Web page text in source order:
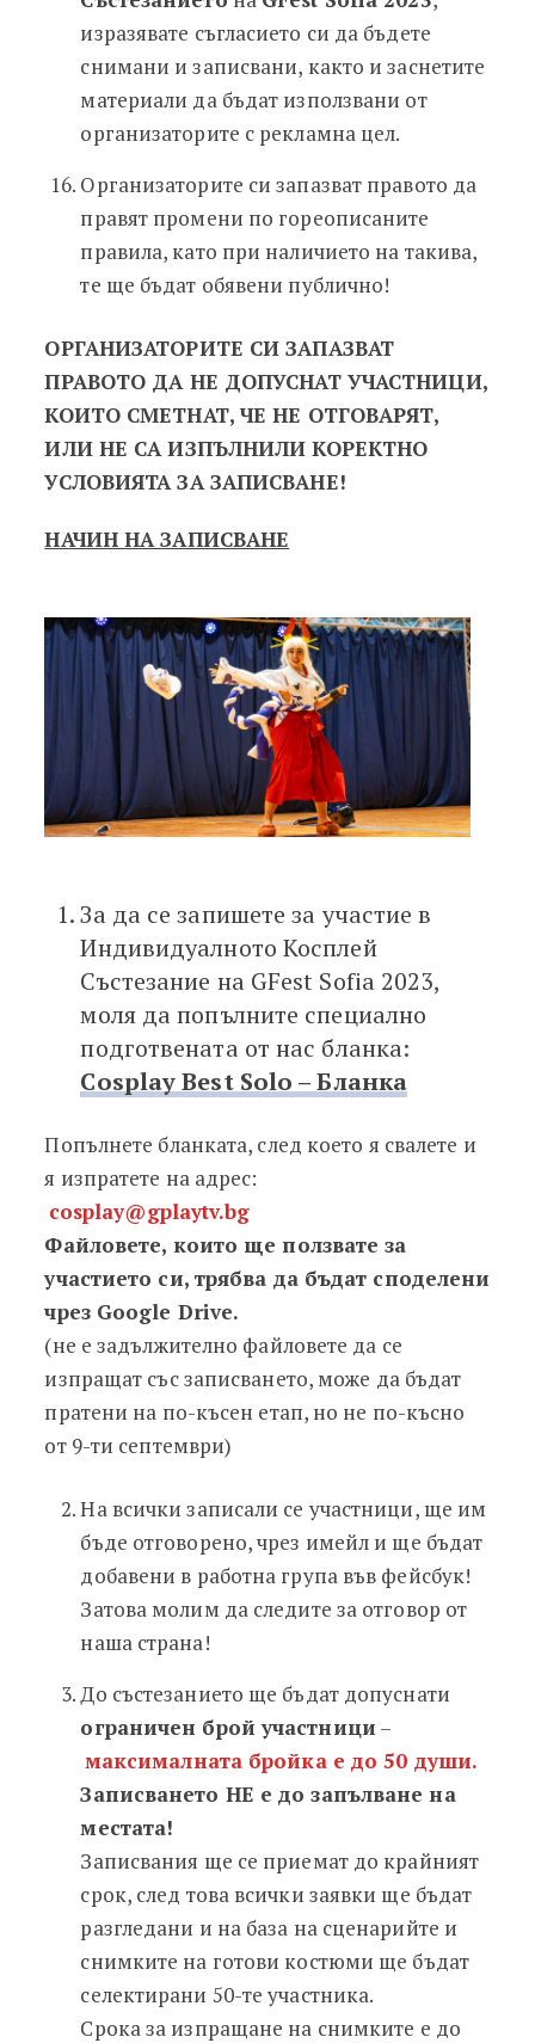
изразявате съгласието си да бъдете
снимани и записвани, както и заснетите
материали да бъдат използвани от
организаторите с рекламна цел.
Организаторите си запазват правото да
правят промени по гореописаните
правила, като при наличието на такива,
те ще бъдат обявени публично!
ОРГАНИЗАТОРИТЕ СИ ЗАПАЗВАТ
ПРАВОТО ДА НЕ ДОПУСНАТ УЧАСТНИЦИ,
КОИТО СМЕТНАТ, ЧЕ НЕ ОТГОВАРЯТ,
ИЛИ НЕ СА ИЗПЪЛНИЛИ КОРЕКТНО
УСЛОВИЯТА ЗА ЗАПИСВАНЕ!
НАЧИН НА ЗАПИСВАНЕ
За да се запишете за участие в
Индивидуалното Косплей
Състезание на GFest Sofia 2023,
моля да попълните специално
подготвената от нас бланка:
Cosplay Best Solo – Бланка
Попълнете бланката, след което я свалете и
я изпратете на адрес:
cosplay@gplaytv.bg
Файловете, които ще ползвате за
участието си, трябва да бъдат споделени
чрез Google Drive.
(не е задължително файловете да се
изпращат със записването, може да бъдат
пратени на по-късен етап, но не по-късно
от 9-ти септември)
На всички записали се участници, ще им
бъде отговорено, чрез имейл и ще бъдат
добавени в работна група във фейсбук!
Затова молим да следите за отговор от
наша страна!
До състезанието ще бъдат допуснати
ограничен брой участници –
максималната бройка е до 50 души.
Записването НЕ е до запълване на
местата!
Записвания ще се приемат до крайният
срок, след това всички заявки ще бъдат
разгледани и на база на сценарийте и
снимките на готови костюми ще бъдат
селектирани 50-те участника.
Срока за изпращане на снимките е до